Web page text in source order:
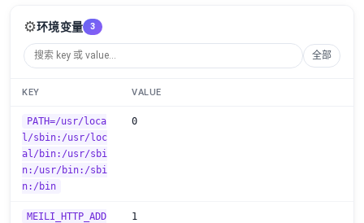
⚙️环境变量 3
全部
KEY VALUE
PATH=/usr/loca
l/sbin:/usr/loc
al/bin:/usr/sbi
n:/usr/bin:/sbi
n:/bin
0
MEILI_HTTP_ADD
1